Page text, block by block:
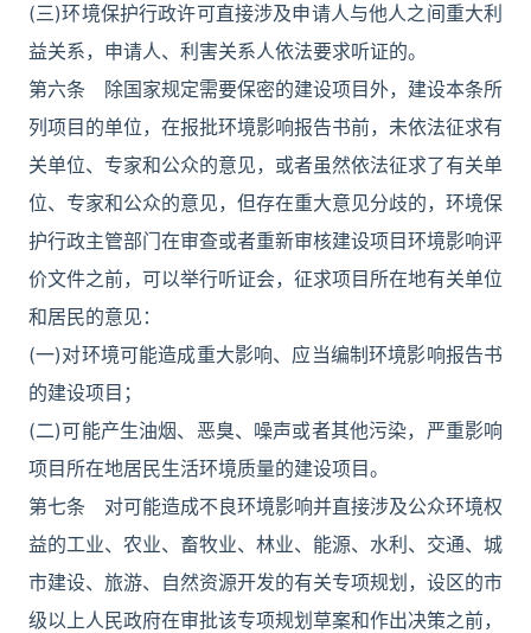
(三)环境保护行政许可直接涉及申请人与他人之间重大利
益关系，申请人、利害关系人依法要求听证的。
第六条 除国家规定需要保密的建设项目外，建设本条所
列项目的单位，在报批环境影响报告书前，未依法征求有
关单位、专家和公众的意见，或者虽然依法征求了有关单
位、专家和公众的意见，但存在重大意见分歧的，环境保
护行政主管部门在审查或者重新审核建设项目环境影响评
价文件之前，可以举行听证会，征求项目所在地有关单位
和居民的意见：
(一)对环境可能造成重大影响、应当编制环境影响报告书
的建设项目；
(二)可能产生油烟、恶臭、噪声或者其他污染，严重影响
项目所在地居民生活环境质量的建设项目。
第七条 对可能造成不良环境影响并直接涉及公众环境权
益的工业、农业、畜牧业、林业、能源、水利、交通、城
市建设、旅游、自然资源开发的有关专项规划，设区的市
级以上人民政府在审批该专项规划草案和作出决策之前，